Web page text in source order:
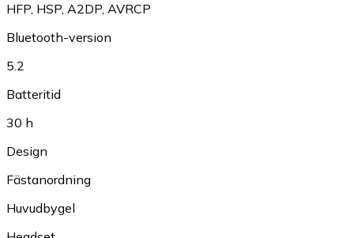
HFP, HSP, A2DP, AVRCP
Bluetooth-version
5.2
Batteritid
30 h
Design
Fästanordning
Huvudbygel